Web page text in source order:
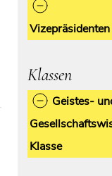
Vizepräsidenten
Klassen
Geistes-
Klasse